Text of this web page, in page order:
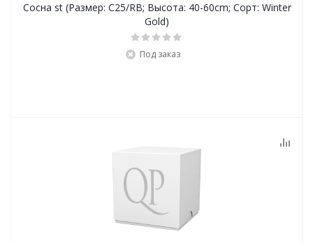
Сосна st (Размер: C25/RB; Высота: 40-60cm; Сорт: Winter
Gold)
Под заказ